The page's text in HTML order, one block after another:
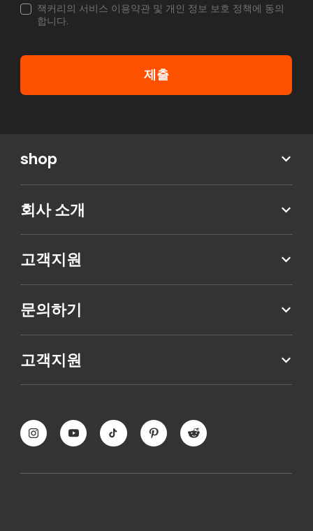
잭커리의 서비스 이용약관 및 개인 정보 보호 정책에 동의
합니다.
제출
shop
회사 소개
고객지원
문의하기
고객지원